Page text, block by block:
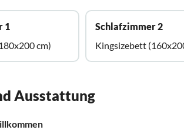
1
cm)
Schlafzimmer 2
Kingsizebett
Ausstattung